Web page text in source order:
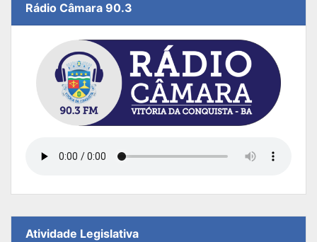
Rádio Câmara 90.3
Atividade Legislativa